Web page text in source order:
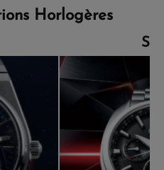
Horlogères